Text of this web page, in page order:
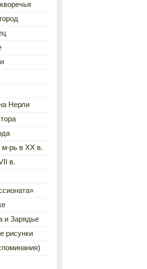
Нерли
м-рь в ХХ в.
в.
и Зарядье
рисунки